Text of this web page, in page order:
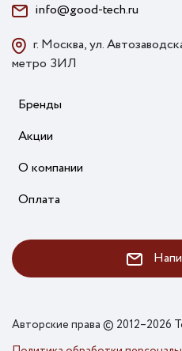
info@good-tech.ru
г. Москва, ул.
метро ЗИЛ
Бренды
Акции
О компании
Оплата
Авторские права © 2012–2026